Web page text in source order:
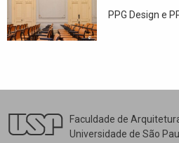
PPG Design e
Faculdade de
Universidade de São